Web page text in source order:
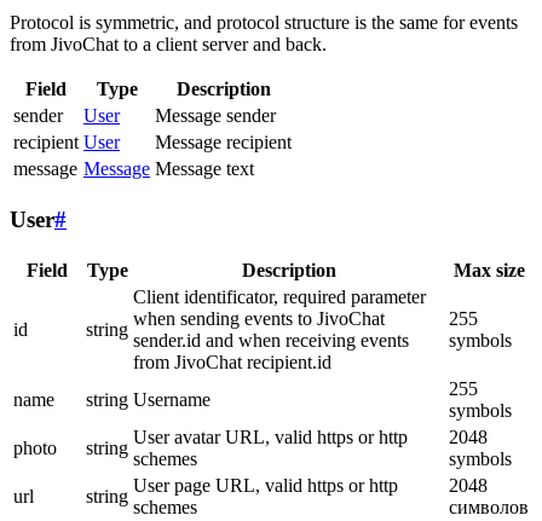
Protocol is symmetric, and protocol structure is the same for events
from JivoChat to a client server and back.
Field Type
Description
sender
User
Message sender
recipient User
Message recipient
message Message Message text
User#
Field Type Description Max size
id string
Client identificator, required parameter
when sending events to JivoChat
sender.id and when receiving events
from JivoChat recipient.id
255
symbols
name string Username
255
symbols
photo
string
User avatar URL, valid https or http
schemes
2048
symbols
url
string
User page URL, valid https or http
schemes
2048
символов